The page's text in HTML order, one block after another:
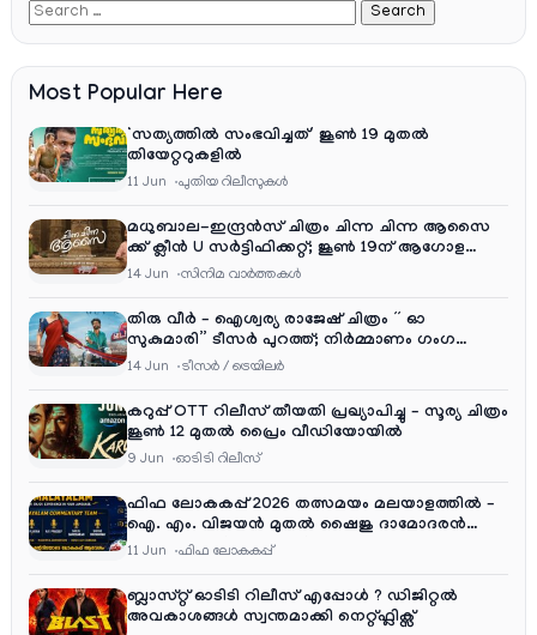
Most Popular Here
‘സത്യത്തിൽ സംഭവിച്ചത്’ ജൂൺ 19 മുതൽ
തിയേറ്ററുകളിൽ
11 Jun പുതിയ റിലീസുകള്‍
മധുബാല-ഇന്ദ്രൻസ് ചിത്രം ചിന്ന ചിന്ന ആസൈ
ക്ക് ക്ലീൻ U സർട്ടിഫിക്കറ്റ്; ജൂൺ 19ന് ആഗോള
റിലീസ്
14 Jun സിനിമ വാര്‍ത്തകള്‍
തിരു വീർ – ഐശ്വര്യ രാജേഷ് ചിത്രം ” ഓ
സുകുമാരി” ടീസർ പുറത്ത്; നിർമ്മാണം ഗംഗ
എന്റർടൈൻമെന്റ്‌സ്
14 Jun ടീസര്‍ / ട്രെയിലര്‍
കറുപ്പ് OTT റിലീസ് തീയതി പ്രഖ്യാപിച്ചു – സൂര്യ ചിത്രം
ജൂൺ 12 മുതൽ പ്രൈം വീഡിയോയിൽ
9 Jun ഓടിടി റിലീസ്
ഫിഫ ലോകകപ്പ് 2026 തത്സമയം മലയാളത്തിൽ –
ഐ. എം. വിജയൻ മുതൽ ഷൈജു ദാമോദരൻ
വരെ കമന്ററി സംഘത്തിൽ
11 Jun ഫിഫ ലോകകപ്പ്
ബ്ലാസ്റ്റ് ഓടിടി റിലീസ് എപ്പോൾ ? ഡിജിറ്റൽ
അവകാശങ്ങൾ സ്വന്തമാക്കി നെറ്റ്ഫ്ലിക്സ്